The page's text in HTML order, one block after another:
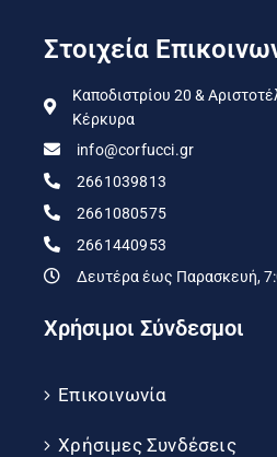
Στοιχεία
Καποδιστρίου 20 &
Κέρκυρα
info@corfucci.gr
2661039813
2661080575
2661440953
Δευτέρα έως Παρασκευή,
Χρήσιμοι Σύνδεσμοι
Επικοινωνία
Χρήσιμες Συνδέσεις